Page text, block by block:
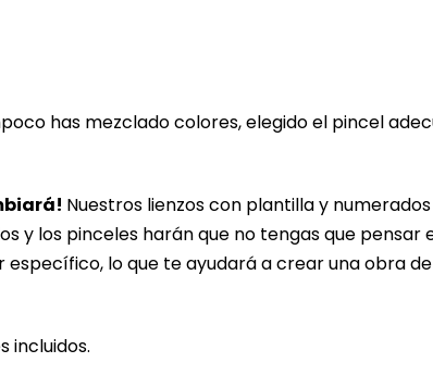
has mezclado colores, elegido el pincel
Nuestros lienzos con plantilla y
y los pinceles harán que no tengas que pensar
específico, lo que te ayudará a crear una obra
incluidos.